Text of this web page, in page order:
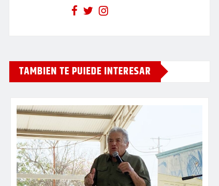
TAMBIEN TE PUIEDE INTERESAR